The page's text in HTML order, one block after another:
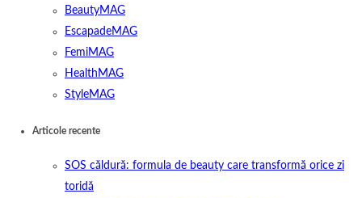
BeautyMAG
EscapadeMAG
FemiMAG
HealthMAG
StyleMAG
Articole recente
SOS căldură: formula de beauty care transformă orice zi
toridă